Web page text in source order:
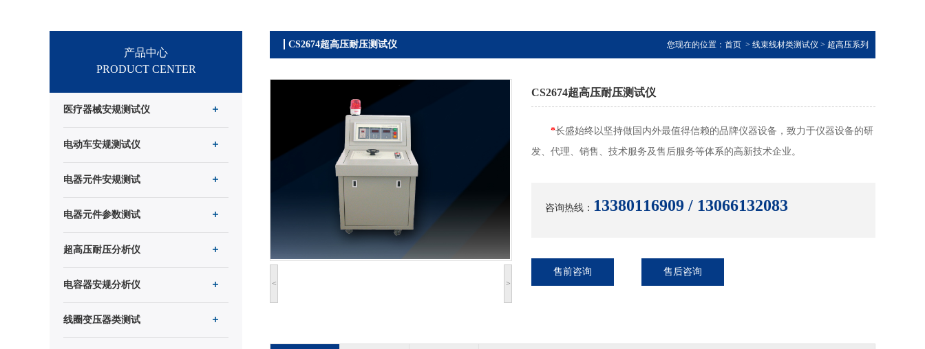
产品中心
PRODUCT CENTER
医疗器械安规测试仪
电动车安规测试仪
电器元件安规测试
电器元件参数测试
超高压耐压分析仪
电容器安规分析仪
线圈变压器类测试
CS2674超高压耐压测试仪 您现在的位置： 首页 > 线束线材类测试仪 > 超高压系列
< >
CS2674超高压耐压测试仪
*长盛始终以坚持做国内外最值得信赖的品牌仪器设备，致力于仪器设备的研
发、代理、销售、技术服务及售后服务等体系的高新技术企业。
咨询热线： 13380116909 / 13066132083
售前咨询 售后咨询